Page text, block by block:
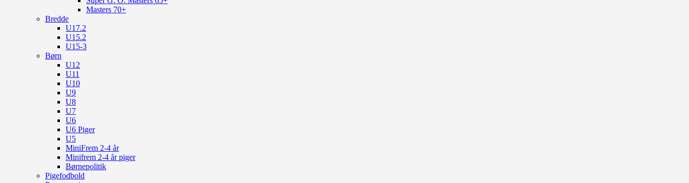
Masters 70+
Bredde
U17.2
U15.2
U15-3
Børn
U12
U11
U10
U9
U8
U7
U6
U6 Piger
U5
MiniFrem 2-4 år
Minifrem 2-4 år piger
Børnepolitik
Pigefodbold